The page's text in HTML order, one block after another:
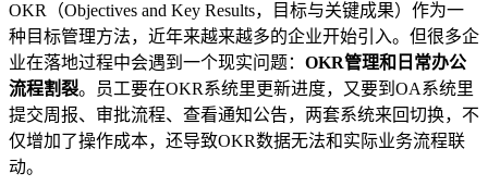
OKR（Objectives and Key Results，目标与关键成果）作为一
种目标管理方法，近年来越来越多的企业开始引入。但很多企
业在落地过程中会遇到一个现实问题： OKR管理和日常办公
流程割裂。员工要在OKR系统里更新进度，又要到OA系统里
提交周报、审批流程、查看通知公告，两套系统来回切换，不
仅增加了操作成本，还导致OKR数据无法和实际业务流程联
动。